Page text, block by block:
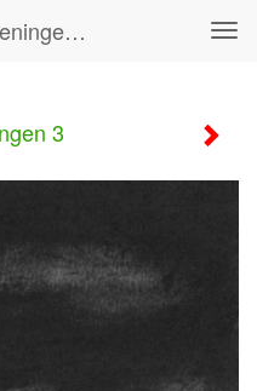
Marianne Kalsbeek - Scheveningen 3
3